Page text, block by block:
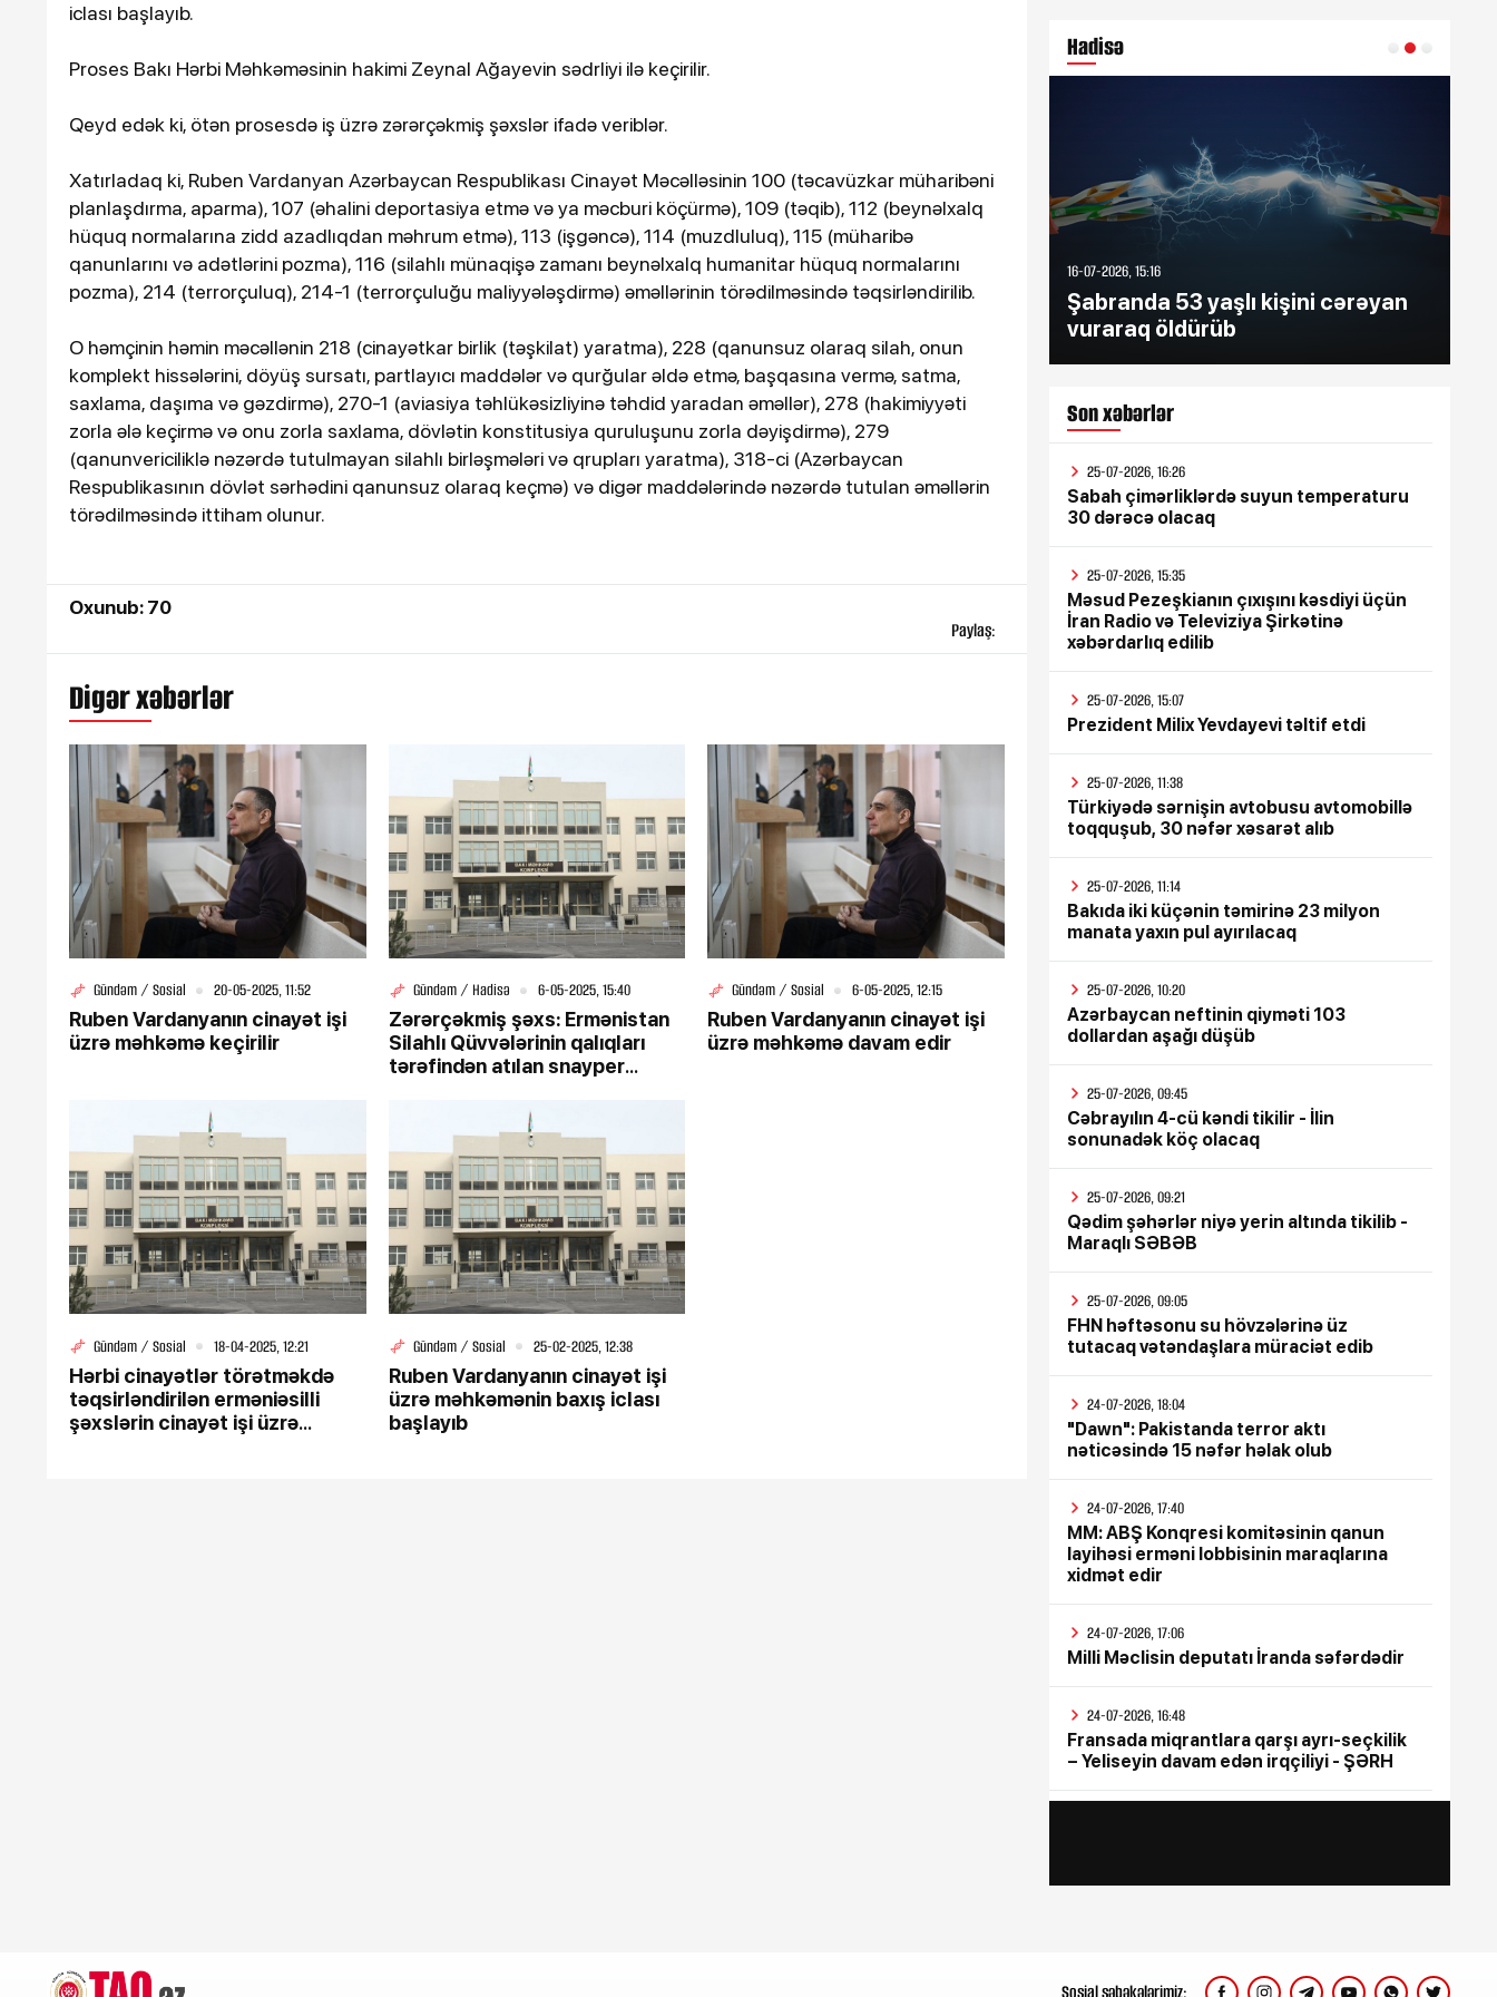
iclası başlayıb.
Proses Bakı Hərbi Məhkəməsinin hakimi Zeynal Ağayevin sədrliyi ilə keçirilir.
Qeyd edək ki, ötən prosesdə iş üzrə zərərçəkmiş şəxslər ifadə veriblər.
Xatırladaq ki, Ruben Vardanyan Azərbaycan Respublikası Cinayət Məcəlləsinin 100 (təcavüzkar müharibəni
planlaşdırma, aparma), 107 (əhalini deportasiya etmə və ya məcburi köçürmə), 109 (təqib), 112 (beynəlxalq
hüquq normalarına zidd azadlıqdan məhrum etmə), 113 (işgəncə), 114 (muzdluluq), 115 (müharibə
qanunlarını və adətlərini pozma), 116 (silahlı münaqişə zamanı beynəlxalq humanitar hüquq normalarını
pozma), 214 (terrorçuluq), 214-1 (terrorçuluğu maliyyələşdirmə) əməllərinin törədilməsində təqsirləndirilib.
O həmçinin həmin məcəllənin 218 (cinayətkar birlik (təşkilat) yaratma), 228 (qanunsuz olaraq silah, onun
komplekt hissələrini, döyüş sursatı, partlayıcı maddələr və qurğular əldə etmə, başqasına vermə, satma,
saxlama, daşıma və gəzdirmə), 270-1 (aviasiya təhlükəsizliyinə təhdid yaradan əməllər), 278 (hakimiyyəti
zorla ələ keçirmə və onu zorla saxlama, dövlətin konstitusiya quruluşunu zorla dəyişdirmə), 279
(qanunvericiliklə nəzərdə tutulmayan silahlı birləşmələri və qrupları yaratma), 318-ci (Azərbaycan
Respublikasının dövlət sərhədini qanunsuz olaraq keçmə) və digər maddələrində nəzərdə tutulan əməllərin
törədilməsində ittiham olunur.
Oxunub: 70
Paylaş:
Digər xəbərlər
Gündəm / Sosial 20-05-2025, 11:52
Ruben Vardanyanın cinayət işi
üzrə məhkəmə keçirilir
Gündəm / Hadisə 6-05-2025, 15:40
Zərərçəkmiş şəxs: Ermənistan
Silahlı Qüvvələrinin qalıqları
tərəfindən atılan snayper
Gündəm / Sosial 6-05-2025, 12:15
Ruben Vardanyanın cinayət işi
üzrə məhkəmə davam edir
Gündəm / Sosial 18-04-2025, 12:21
Hərbi cinayətlər törətməkdə
təqsirləndirilən erməniəsilli
şəxslərin cinayət işi üzrə
Gündəm / Sosial 25-02-2025, 12:38
Ruben Vardanyanın cinayət işi
üzrə məhkəmənin baxış iclası
başlayıb
Hadisə
16-07-2026, 10:09
Şəmkirdə 11 nəfər salatdan
25-07-2026, 11:38
Türkiyədə sərnişin avtobusu
xəsarət alıb
16-07-2026, 15:16
Şabranda 53 yaşlı kişini cərəyan
vuraraq öldürüb
Son xəbərlər
25-07-2026, 16:26
Sabah çimərliklərdə suyun temperaturu
30 dərəcə olacaq
25-07-2026, 15:35
Məsud Pezeşkianın çıxışını kəsdiyi üçün
İran Radio və Televiziya Şirkətinə
xəbərdarlıq edilib
25-07-2026, 15:07
Prezident Milix Yevdayevi təltif etdi
25-07-2026, 11:38
Türkiyədə sərnişin avtobusu avtomobillə
toqquşub, 30 nəfər xəsarət alıb
25-07-2026, 11:14
Bakıda iki küçənin təmirinə 23 milyon
manata yaxın pul ayırılacaq
25-07-2026, 10:20
Azərbaycan neftinin qiyməti 103
dollardan aşağı düşüb
25-07-2026, 09:45
Cəbrayılın 4-cü kəndi tikilir - İlin
sonunadək köç olacaq
25-07-2026, 09:21
Qədim şəhərlər niyə yerin altında tikilib -
Maraqlı SƏBƏB
25-07-2026, 09:05
FHN həftəsonu su hövzələrinə üz
tutacaq vətəndaşlara müraciət edib
24-07-2026, 18:04
"Dawn": Pakistanda terror aktı
nəticəsində 15 nəfər həlak olub
24-07-2026, 17:40
MM: ABŞ Konqresi komitəsinin qanun
layihəsi erməni lobbisinin maraqlarına
xidmət edir
24-07-2026, 17:06
Milli Məclisin deputatı İranda səfərdədir
24-07-2026, 16:48
Fransada miqrantlara qarşı ayrı-seçkilik
– Yeliseyin davam edən irqçiliyi - ŞƏRH
var
Sosial şəbəkələrimiz: